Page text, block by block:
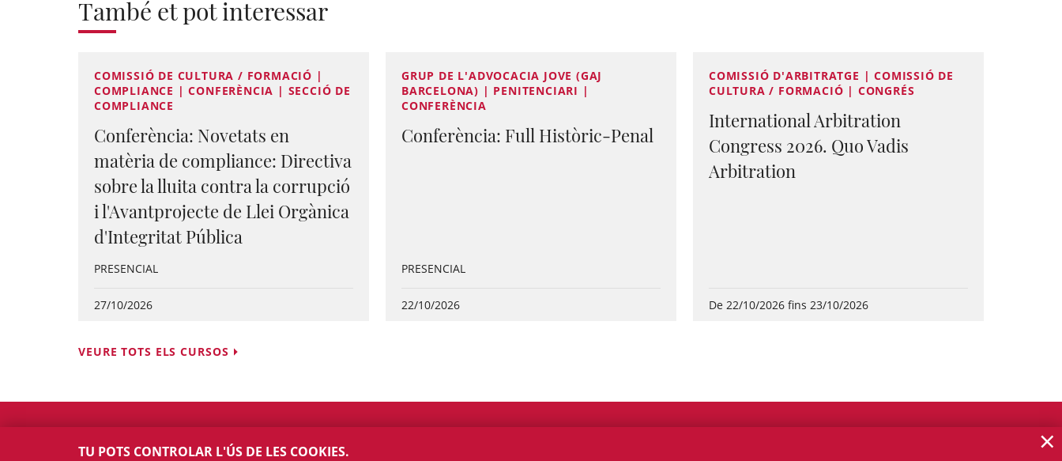
També et pot interessar
COMISSIÓ DE CULTURA / FORMACIÓ |
COMPLIANCE | CONFERÈNCIA | SECCIÓ DE
COMPLIANCE
Conferència: Novetats en
matèria de compliance: Directiva
sobre la lluita contra la corrupció
i l'Avantprojecte de Llei Orgànica
d'Integritat Pública
PRESENCIAL
27/10/2026
GRUP DE L'ADVOCACIA JOVE (GAJ
BARCELONA) | PENITENCIARI |
CONFERÈNCIA
Conferència: Full Històric-Penal
PRESENCIAL
22/10/2026
COMISSIÓ D'ARBITRATGE | COMISSIÓ DE
CULTURA / FORMACIÓ | CONGRÉS
International Arbitration
Congress 2026. Quo Vadis
Arbitration
De 22/10/2026 fins 23/10/2026
VEURE TOTS ELS CURSOS
TU POTS CONTROLAR L'ÚS DE LES COOKIES.
×